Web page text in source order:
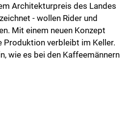
Architekturpreis des Landes
- wollen Rider und
Mit einem neuen Konzept
Produktion verbleibt im Keller.
wie es bei den Kaffeemännern